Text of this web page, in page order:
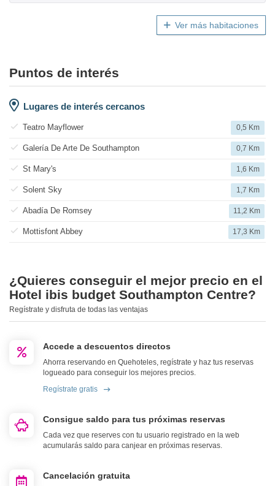
Ver más habitaciones
Puntos de interés
Lugares de interés cercanos
Teatro Mayflower 0,5 Km
Galería De Arte De Southampton 0,7 Km
St Mary's 1,6 Km
Solent Sky 1,7 Km
Abadía De Romsey 11,2 Km
Mottisfont Abbey 17,3 Km
¿Quieres conseguir el mejor precio en el
Hotel ibis budget Southampton Centre?
Regístrate y disfruta de todas las ventajas
Accede a descuentos directos
Ahorra reservando en Quehoteles, regístrate y haz tus reservas
logueado para conseguir los mejores precios.
Regístrate gratis
Consigue saldo para tus próximas reservas
Cada vez que reserves con tu usuario registrado en la web
acumularás saldo para canjear en próximas reservas.
Cancelación gratuita